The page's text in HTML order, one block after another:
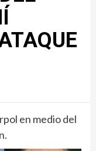
en medio del